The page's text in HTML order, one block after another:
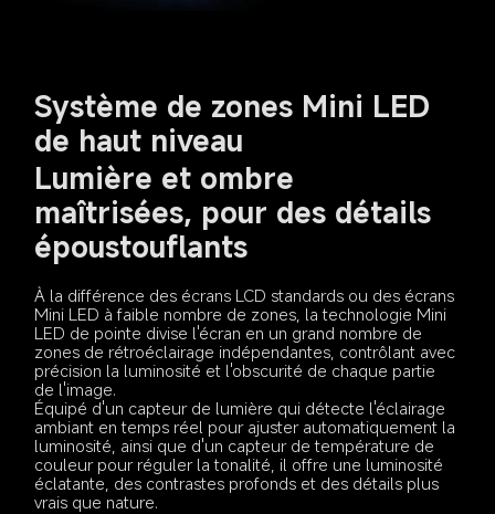
Système de zones Mini LED
de haut niveau
Lumière et ombre
maîtrisées, pour des détails
époustouflants
À la différence des écrans LCD standards ou des écrans
Mini LED à faible nombre de zones, la technologie Mini
LED de pointe divise l'écran en un grand nombre de
zones de rétroéclairage indépendantes, contrôlant avec
précision la luminosité et l'obscurité de chaque partie
de l'image.
Équipé d'un capteur de lumière qui détecte l'éclairage
ambiant en temps réel pour ajuster automatiquement la
luminosité, ainsi que d'un capteur de température de
couleur pour réguler la tonalité, il offre une luminosité
éclatante, des contrastes profonds et des détails plus
vrais que nature.